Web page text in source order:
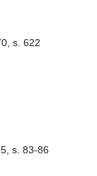
s. 622
s. 83-86